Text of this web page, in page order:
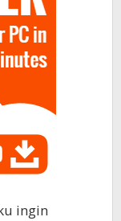
ingin